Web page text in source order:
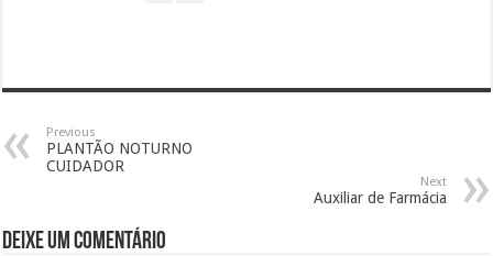
Previous
PLANTÃO NOTURNO
CUIDADOR
Next
Auxiliar de Farmácia
Deixe um comentário